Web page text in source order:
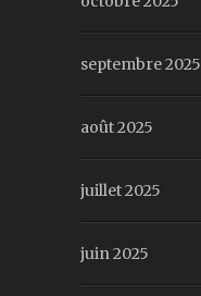
septembre 2025
août 2025
juillet 2025
juin 2025